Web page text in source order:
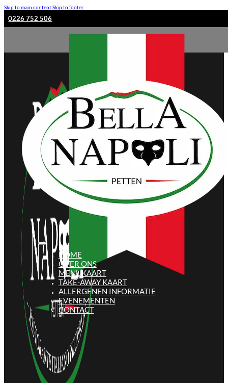
Skip to main contentSkip to footer
0226 752 506
HOME
OVER ONS
MENUKAART
TAKE-AWAY KAART
ALLERGENEN INFORMATIE
EVENEMENTEN
CONTACT